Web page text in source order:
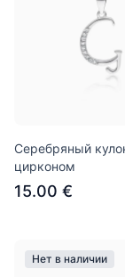
Серебряный
цирконом
15.00 €
Нет в наличии